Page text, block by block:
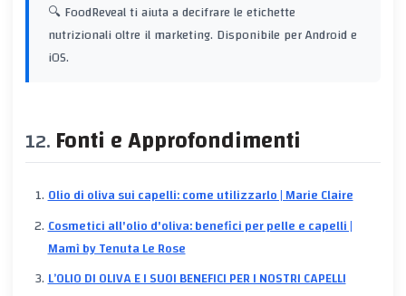
🔍 FoodReveal ti aiuta a decifrare le etichette
nutrizionali oltre il marketing. Disponibile per Android e
iOS.
Fonti e Approfondimenti
Olio di oliva sui capelli: come utilizzarlo | Marie Claire
Cosmetici all'olio d'oliva: benefici per pelle e capelli |
Mamì by Tenuta Le Rose
L’OLIO DI OLIVA E I SUOI BENEFICI PER I NOSTRI CAPELLI